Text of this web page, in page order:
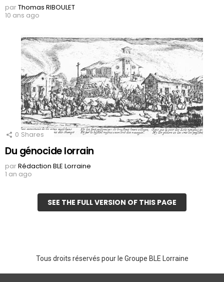
parThomas RIBOULET
10 ans ago
0 Shares
Du génocide lorrain
parRédaction BLE Lorraine
1 an ago
SEE THE FULL VERSION OF THIS PAGE
Tous droits réservés pour le Groupe BLE Lorraine